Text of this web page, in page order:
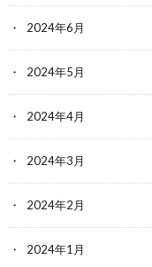
2024年6月
2024年5月
2024年4月
2024年3月
2024年2月
2024年1月